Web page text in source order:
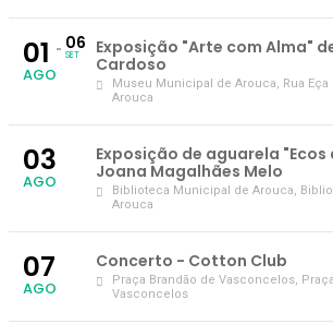
01
AGO
06
SET
Exposição "Arte com Alma"
Cardoso
Museu Municipal de Arouca, Rua
Arouca
03
AGO
Exposição de aguarela
Joana Magalhães Melo
Biblioteca Municipal de Arouca,
Arouca
07
AGO
Concerto - Cotton Club
Praça Brandão de Vasconcelos,
Vasconcelos